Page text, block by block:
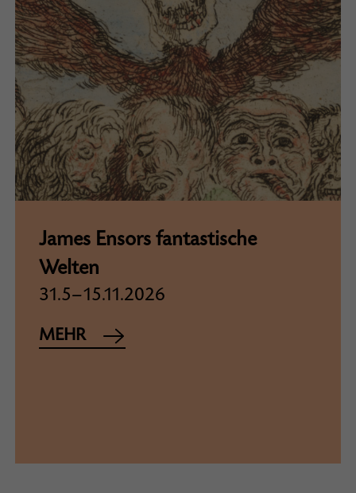
James Ensors fantastische
Welten
31.5–15.11.2026
MEHR